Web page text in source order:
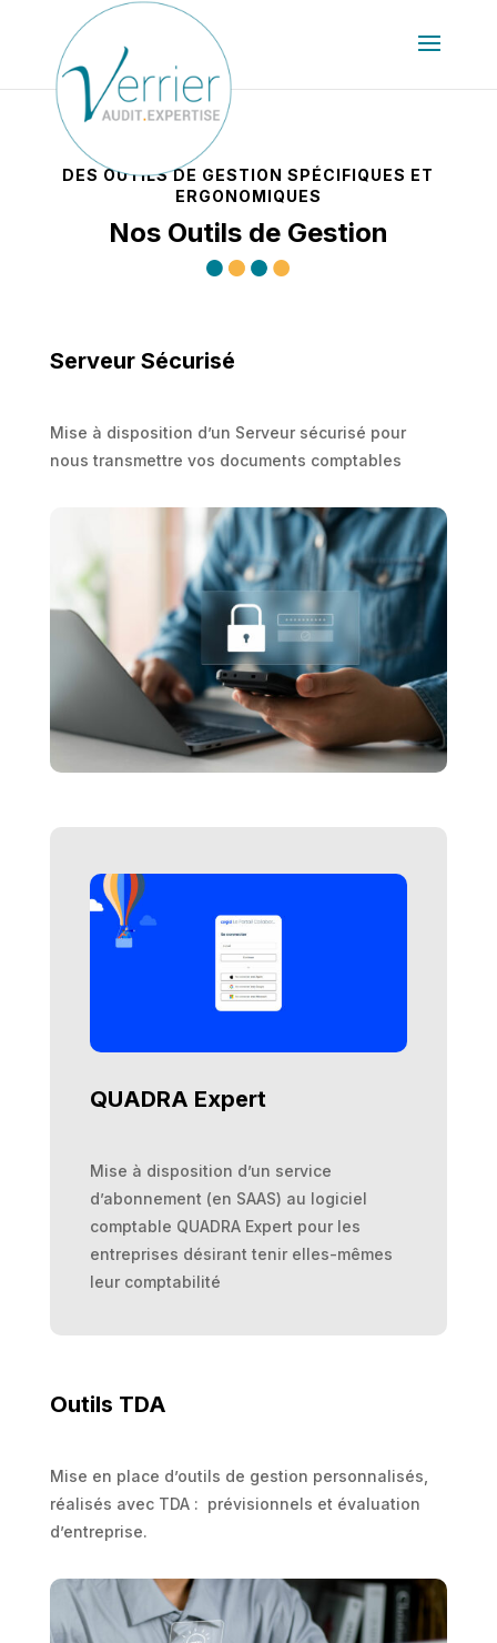
DES OUTILS DE GESTION SPÉCIFIQUES ET
ERGONOMIQUES
Nos Outils de Gestion
Serveur Sécurisé
Mise à disposition d’un Serveur sécurisé pour
nous transmettre vos documents comptables
QUADRA Expert
Mise à disposition d’un service
d’abonnement (en SAAS) au logiciel
comptable QUADRA Expert pour les
entreprises désirant tenir elles-mêmes
leur comptabilité
Outils TDA
Mise en place d’outils de gestion personnalisés,
réalisés avec TDA : prévisionnels et évaluation
d’entreprise.